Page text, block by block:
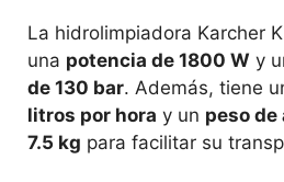
La hidrolimpiadora Karcher
una potencia de 1800 W y
de 130 bar. Además, tiene
litros por hora y un peso
7.5 kg para facilitar su